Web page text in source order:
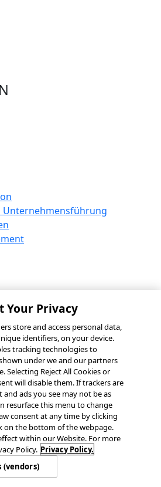
Unternehmensführung
Integrationen
Datenschutzrichtlinie
Einstellungen
Your Privacy
store and access personal data,
identifiers, on your device.
tracking technologies to
under we and our partners
Selecting Reject All Cookies or
will disable them. If trackers are
ads you see may not be as
resurface this menu to change
consent at any time by clicking
on the bottom of the webpage.
within our Website. For more
Policy. Privacy Policy.
(vendors)